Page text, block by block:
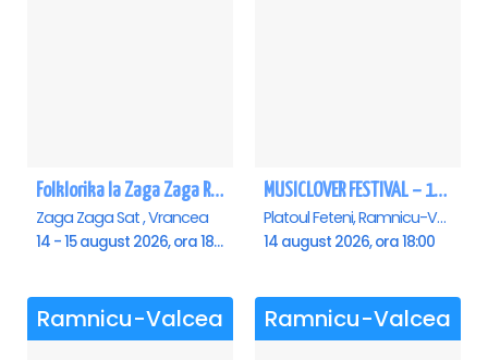
Folklorika la Zaga Zaga Resort - Anulat
Zaga Zaga Sat , Vrancea
14 - 15 august 2026, ora 18:00
MUSICLOVER FESTIVAL – 14 August – Puya, Johny Romano, Shift, Badd G, DJ Matei & Bogdanov
Platoul Feteni, Ramnicu-Valcea
14 august 2026, ora 18:00
Ramnicu-Valcea Ramnicu-Valcea